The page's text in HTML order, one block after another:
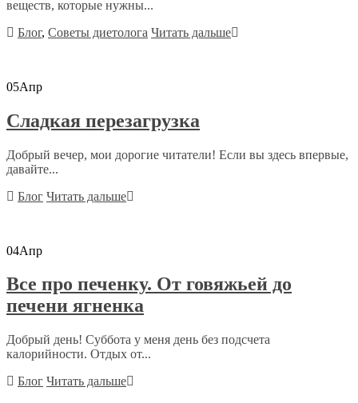
веществ, которые нужны...
Блог, Советы диетолога Читать дальше
05Апр
Сладкая перезагрузка
Добрый вечер, мои дорогие читатели! Если вы здесь впервые,
давайте...
Блог Читать дальше
04Апр
Все про печенку. От говяжьей до
печени ягненка
Добрый день! Суббота у меня день без подсчета
калорийности. Отдых от...
Блог Читать дальше